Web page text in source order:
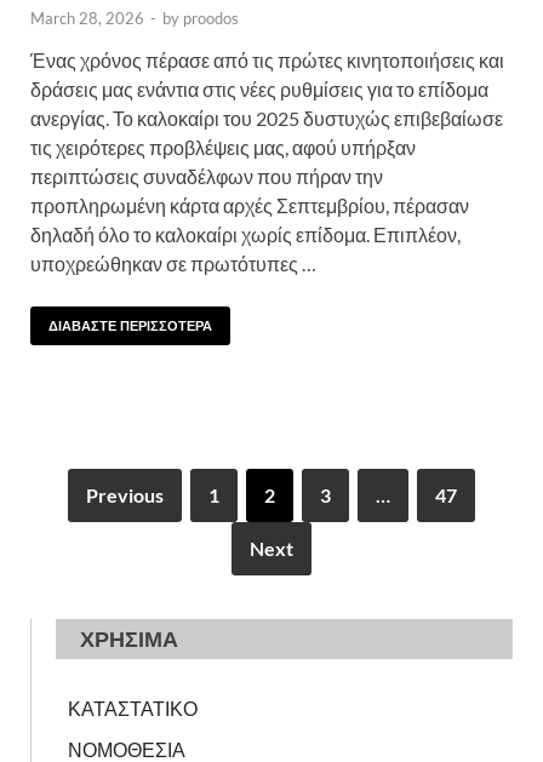
March 28, 2026 - by proodos
Ένας χρόνος πέρασε από τις πρώτες κινητοποιήσεις και
δράσεις μας ενάντια στις νέες ρυθμίσεις για το επίδομα
ανεργίας. Το καλοκαίρι του 2025 δυστυχώς επιβεβαίωσε
τις χειρότερες προβλέψεις μας, αφού υπήρξαν
περιπτώσεις συναδέλφων που πήραν την
προπληρωμένη κάρτα αρχές Σεπτεμβρίου, πέρασαν
δηλαδή όλο το καλοκαίρι χωρίς επίδομα. Επιπλέον,
υποχρεώθηκαν σε πρωτότυπες …
ΔΙΑΒΑΣΤΕ ΠΕΡΙΣΣΟΤΕΡΑ
Previous 1 2 3 47
Next
ΧΡΗΣΙΜΑ
ΚΑΤΑΣΤΑΤΙΚΟ
ΝΟΜΟΘΕΣΙΑ